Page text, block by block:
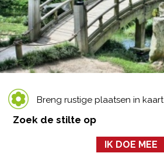
Breng rustige plaatsen in kaart
Zoek de stilte op
IK DOE MEE